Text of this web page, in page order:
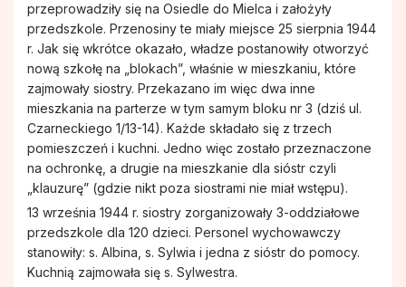
przeprowadziły się na Osiedle do Mielca i założyły
przedszkole. Przenosiny te miały miejsce 25 sierpnia 1944
r. Jak się wkrótce okazało, władze postanowiły otworzyć
nową szkołę na „blokach”, właśnie w mieszkaniu, które
zajmowały siostry. Przekazano im więc dwa inne
mieszkania na parterze w tym samym bloku nr 3 (dziś ul.
Czarneckiego 1/13-14). Każde składało się z trzech
pomieszczeń i kuchni. Jedno więc zostało przeznaczone
na ochronkę, a drugie na mieszkanie dla sióstr czyli
„klauzurę” (gdzie nikt poza siostrami nie miał wstępu).
13 września 1944 r. siostry zorganizowały 3-oddziałowe
przedszkole dla 120 dzieci. Personel wychowawczy
stanowiły: s. Albina, s. Sylwia i jedna z sióstr do pomocy.
Kuchnią zajmowała się s. Sylwestra.